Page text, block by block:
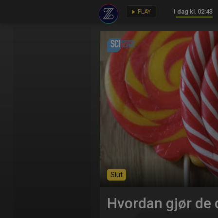
play_arrow PLAY I dag kl. 02:43
Slut
Hvordan gjør de